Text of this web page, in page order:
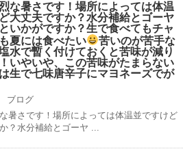
な暑さです！場所によっては体温
大丈夫ですか？水分補給とゴーヤ
いかがですか？生で食べてもチャ
夏には食べたい
苦いのが苦手な
水で暫く付けておくと苦味が減り
いやいや、この苦味がたまらない
生で七味唐辛子にマヨネーズでが
ブログ
暑さです！場所によっては体温並ですけど
？水分補給とゴーヤ ...